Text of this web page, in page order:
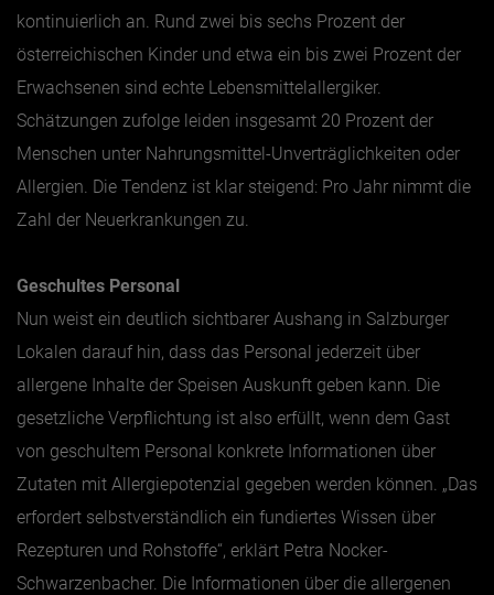
kontinuierlich an. Rund zwei bis sechs Prozent der
österreichischen Kinder und etwa ein bis zwei Prozent der
Erwachsenen sind echte Lebensmittelallergiker.
Schätzungen zufolge leiden insgesamt 20 Prozent der
Menschen unter Nahrungsmittel-Unverträglichkeiten oder
Allergien. Die Tendenz ist klar steigend: Pro Jahr nimmt die
Zahl der Neuerkrankungen zu.
Geschultes Personal
Nun weist ein deutlich sichtbarer Aushang in Salzburger
Lokalen darauf hin, dass das Personal jederzeit über
allergene Inhalte der Speisen Auskunft geben kann. Die
gesetzliche Verpflichtung ist also erfüllt, wenn dem Gast
von geschultem Personal konkrete Informationen über
Zutaten mit Allergiepotenzial gegeben werden können. „Das
erfordert selbstverständlich ein fundiertes Wissen über
Rezepturen und Rohstoffe“, erklärt Petra Nocker-
Schwarzenbacher. Die Informationen über die allergenen